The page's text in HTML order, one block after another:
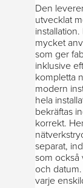
Den
utvecklat
mycket
som ger
inklusive
kompletta
modern
hela
bekräftas
korrekt.
separat,
som också
och
varje